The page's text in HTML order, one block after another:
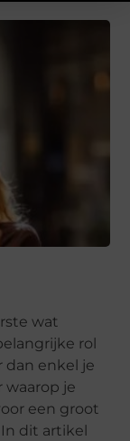
wat
rol
dan enkel je
waarop je
een groot
dit artikel